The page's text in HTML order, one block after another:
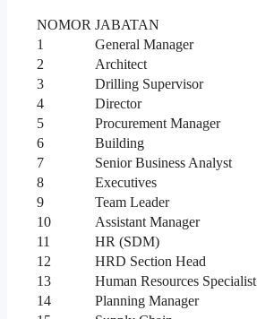
NOMOR JABATAN
1
General Manager
2
Architect
3
Drilling Supervisor
4
Director
5
Procurement Manager
6
Building
7
Senior Business Analyst
8
Executives
9
Team Leader
10
Assistant Manager
11
HR (SDM)
12
HRD Section Head
13
Human Resources Specialist
14
Planning Manager